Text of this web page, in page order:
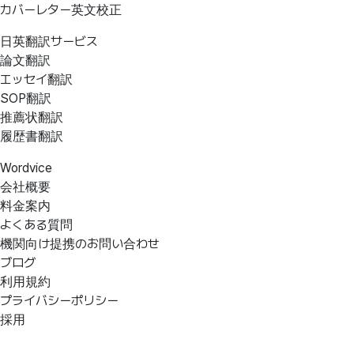
カバーレター英文校正
日英翻訳サービス
論文翻訳
エッセイ翻訳
SOP翻訳
推薦状翻訳
履歴書翻訳
Wordvice
会社概要
料金案内
よくある質問
機関向け提携のお問い合わせ
ブログ
利用規約
プライバシーポリシー
採用